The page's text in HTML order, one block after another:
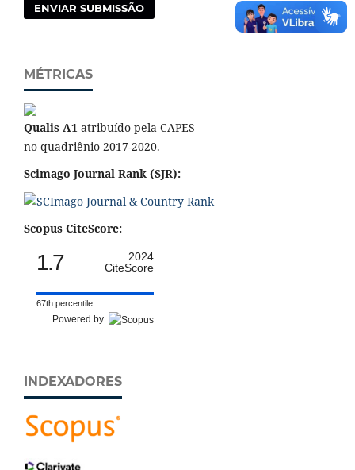
ENVIAR SUBMISSÃO
MÉTRICAS
Qualis A1 atribuído pela CAPES
no quadriênio 2017-2020.
Scimago Journal Rank (SJR):
Scopus CiteScore:
1.7
2024
CiteScore
67th percentile
Powered by
INDEXADORES